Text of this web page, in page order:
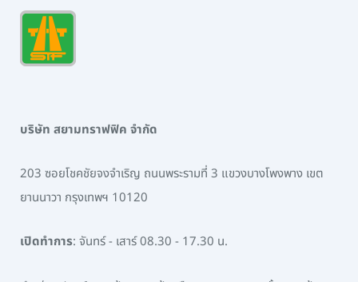
บริษัท สยามทราฟฟิค จำกัด
203 ซอยโชคชัยจงจำเริญ ถนนพระรามที่ 3 แขวงบางโพงพาง เขต
ยานนาวา กรุงเทพฯ 10120
เปิดทำการ: จันทร์ - เสาร์ 08.30 - 17.30 น.